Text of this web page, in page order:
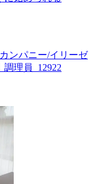
ンパニー/イリーゼ
理員_12922